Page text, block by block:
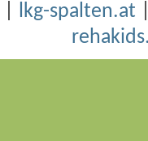
lkg-spalten.at